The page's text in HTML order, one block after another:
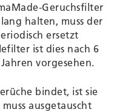
Geruchsfilter
halten, muss der
ersetzt
ist dies nach 6
vorgesehen.
bindet, ist sie
ausgetauscht